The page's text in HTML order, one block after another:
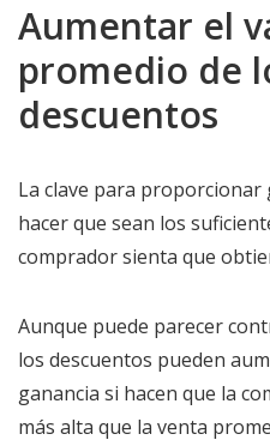
Aumentar el
promedio de
descuentos
La clave para proporcionar
hacer que sean los
comprador sienta que
Aunque puede parecer
los descuentos pueden
ganancia si hacen que la
más alta que la venta